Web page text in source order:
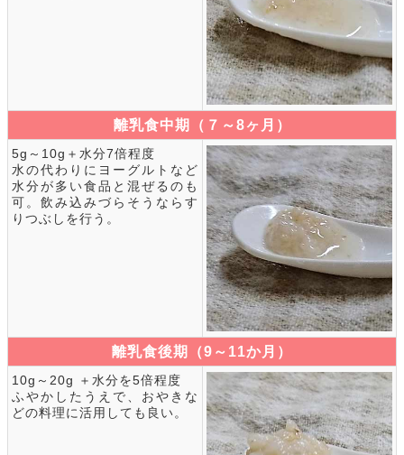
離乳食中期（７～8ヶ月）
5g～10g＋水分7倍程度
水の代わりにヨーグルトなど
水分が多い食品と混ぜるのも
可。飲み込みづらそうならす
りつぶしを行う。
離乳食後期（9～11か月）
10g～20g ＋水分を5倍程度
ふやかしたうえで、おやきな
どの料理に活用しても良い。